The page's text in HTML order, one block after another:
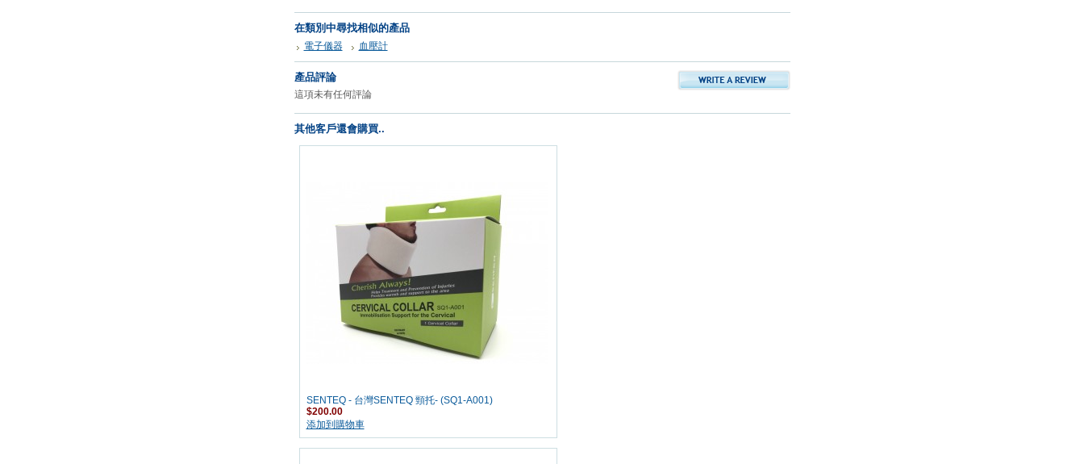
在類別中尋找相似的產品
電子儀器 血壓計
產品評論
這項未有任何評論
其他客戶還會購買..
SENTEQ - 台灣SENTEQ 頸托- (SQ1-A001)
$200.00
添加到購物車